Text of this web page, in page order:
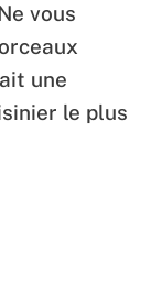
vous
une
le plus